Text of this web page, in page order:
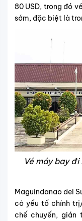
80 USD, trong đó
sớm, đặc biệt là
Vé máy bay đi
Maguindanao del
có yếu tố chính
chế chuyến, gián